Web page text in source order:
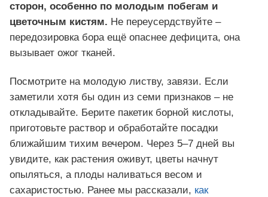
сторон, особенно по молодым побегам и
цветочным кистям. Не переусердствуйте –
передозировка бора ещё опаснее дефицита, она
вызывает ожог тканей.
Посмотрите на молодую листву, завязи. Если
заметили хотя бы один из семи признаков – не
откладывайте. Берите пакетик борной кислоты,
приготовьте раствор и обработайте посадки
ближайшим тихим вечером. Через 5–7 дней вы
увидите, как растения оживут, цветы начнут
опыляться, а плоды наливаться весом и
сахаристостью. Ранее мы рассказали, как